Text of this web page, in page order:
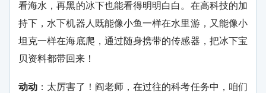
看海水，再黑的冰下也能看得明明白白。在高科技的加
持下，水下机器人既能像小鱼一样在水里游，又能像小
坦克一样在海底爬，通过随身携带的传感器，把冰下宝
贝资料都带回来！
动动 ：太厉害了！阎老师，在过往的科考任务中，咱们